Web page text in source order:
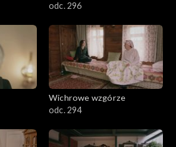
odc. 296
Wichrowe wzgórze
odc. 294